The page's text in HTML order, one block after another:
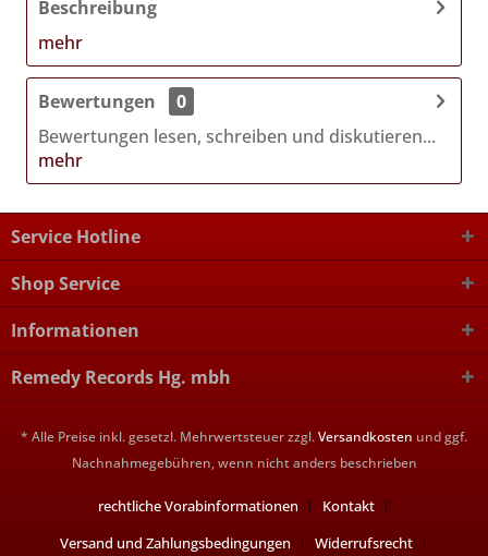
Beschreibung
mehr
Bewertungen
0
Bewertungen lesen, schreiben und diskutieren...
mehr
Service Hotline
Shop Service
Informationen
Remedy Records Hg. mbh
* Alle Preise inkl. gesetzl. Mehrwertsteuer zzgl.Versandkosten und ggf.
Nachnahmegebühren, wenn nicht anders beschrieben
rechtliche Vorabinformationen
Kontakt
Versand und Zahlungsbedingungen
Widerrufsrecht